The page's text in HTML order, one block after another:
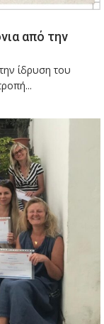
από την
ίδρυση του